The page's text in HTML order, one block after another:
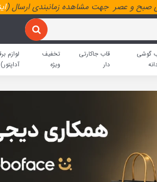
صبح و عصر جهت مشاهده زمانبندی ارسال (
گوشی
قاب جاکارتی
دار
تخفیف
ویژه
لوازم
آداپتور)